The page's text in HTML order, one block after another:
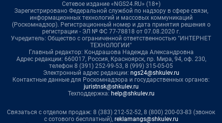
Сетевое издание «NGS24.RU» (18+)
Зарегистрировано Федеральной службой по надзору в сфере связи,
информационных технологий и массовых коммуникаций
(Роскомнадзор). Регистрационный номер и дата принятия решения о
регистрации - ЭЛ № ФС 77-78818 от 07.08.2020 г.
Учредитель: Общество с ограниченной ответственностью "ИНТЕРНЕТ
ТЕХНОЛОГИИ"
Главный редактор: Кондрашова Надежда Александровна
Адрес редакции: 660017, Россия, Красноярск, пр. Мира, 94, оф. 230,
телефон 8 (391) 252-99-53, 8 (999) 315-05-05
Электронный адрес редакции: ngs24@shkulev.ru
Контактные данные для Роскомнадзора и государственных органов:
juristnsk@shkulev.ru
Техподдержка: help@shkulev.ru
Связаться с отделом продаж: 8 (383) 212-52-52, 8 (800) 200-03-83 (звонок
с сотового бесплатный), reklamangs@shkulev.ru